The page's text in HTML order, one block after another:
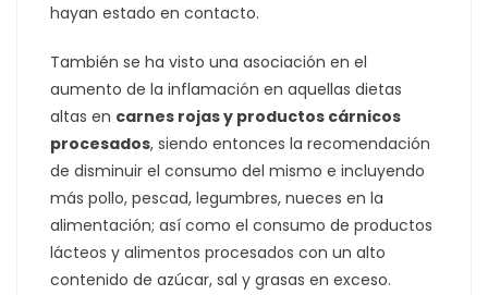
hayan estado en contacto.
También se ha visto una asociación en el
aumento de la inflamación en aquellas dietas
altas en carnes rojas y productos cárnicos
procesados, siendo entonces la recomendación
de disminuir el consumo del mismo e incluyendo
más pollo, pescad, legumbres, nueces en la
alimentación; así como el consumo de productos
lácteos y alimentos procesados con un alto
contenido de azúcar, sal y grasas en exceso.